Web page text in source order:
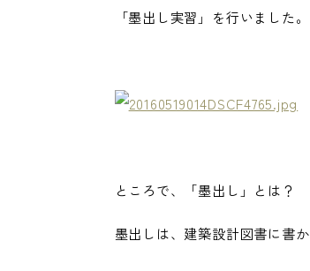
「墨出し実習」を行いました。
ところで、「墨出し」とは？
墨出しは、建築設計図書に書